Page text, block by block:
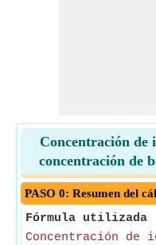
Concentración
concentración de
PASO 0: Resumen del
Fórmula utilizada
Concentración de